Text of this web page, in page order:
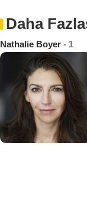
Daha
Nathalie Boyer - 1